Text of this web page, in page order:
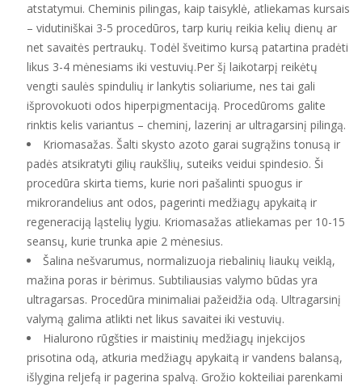
atstatymui. Cheminis pilingas, kaip taisyklė, atliekamas kursais
– vidutiniškai 3-5 procedūros, tarp kurių reikia kelių dienų ar
net savaitės pertraukų. Todėl šveitimo kursą patartina pradėti
likus 3-4 mėnesiams iki vestuvių.Per šį laikotarpį reikėtų
vengti saulės spindulių ir lankytis soliariume, nes tai gali
išprovokuoti odos hiperpigmentaciją. Procedūroms galite
rinktis kelis variantus – cheminį, lazerinį ar ultragarsinį pilingą.
Kriomasažas. Šalti skysto azoto garai sugrąžins tonusą ir
padės atsikratyti gilių raukšlių, suteiks veidui spindesio. Ši
procedūra skirta tiems, kurie nori pašalinti spuogus ir
mikrorandelius ant odos, pagerinti medžiagų apykaitą ir
regeneraciją ląstelių lygiu. Kriomasažas atliekamas per 10-15
seansų, kurie trunka apie 2 mėnesius.
Šalina nešvarumus, normalizuoja riebalinių liaukų veiklą,
mažina poras ir bėrimus. Subtiliausias valymo būdas yra
ultragarsas. Procedūra minimaliai pažeidžia odą. Ultragarsinį
valymą galima atlikti net likus savaitei iki vestuvių.
Hialurono rūgšties ir maistinių medžiagų injekcijos
prisotina odą, atkuria medžiagų apykaitą ir vandens balansą,
išlygina reljefą ir pagerina spalvą. Grožio kokteiliai parenkami